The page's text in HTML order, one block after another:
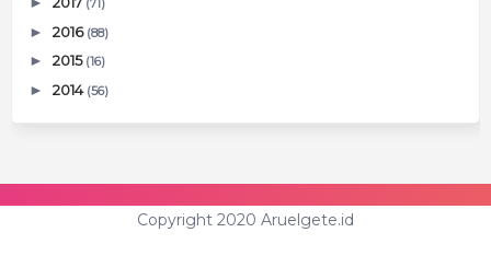
(71)
► 2016 (88)
► 2015 (16)
► 2014 (56)
Copyright 2020 Aruelgete.id